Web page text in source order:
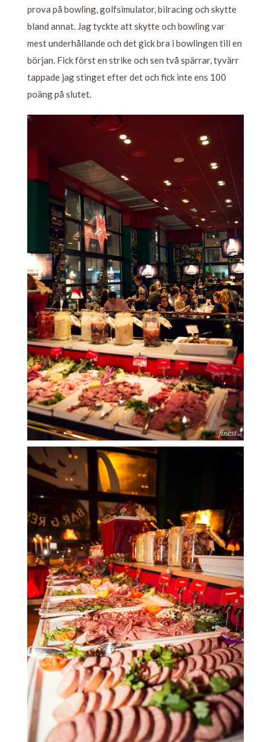
prova på bowling, golfsimulator, bilracing och skytte
bland annat. Jag tyckte att skytte och bowling var
mest underhållande och det gick bra i bowlingen till en
början. Fick först en strike och sen två spärrar, tyvärr
tappade jag stinget efter det och fick inte ens 100
poäng på slutet.